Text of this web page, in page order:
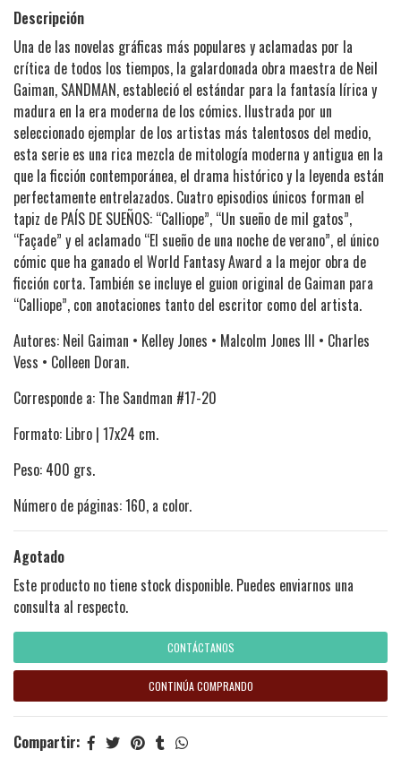
Descripción
Una de las novelas gráficas más populares y aclamadas por la
crítica de todos los tiempos, la galardonada obra maestra de Neil
Gaiman, SANDMAN, estableció el estándar para la fantasía lírica y
madura en la era moderna de los cómics. Ilustrada por un
seleccionado ejemplar de los artistas más talentosos del medio,
esta serie es una rica mezcla de mitología moderna y antigua en la
que la ficción contemporánea, el drama histórico y la leyenda están
perfectamente entrelazados. Cuatro episodios únicos forman el
tapiz de PAÍS DE SUEÑOS: “Calliope”, “Un sueño de mil gatos”,
“Façade” y el aclamado “El sueño de una noche de verano”, el único
cómic que ha ganado el World Fantasy Award a la mejor obra de
ficción corta. También se incluye el guion original de Gaiman para
“Calliope”, con anotaciones tanto del escritor como del artista.
Autores: Neil Gaiman • Kelley Jones • Malcolm Jones III • Charles
Vess • Colleen Doran.
Corresponde a: The Sandman #17-20
Formato: Libro | 17x24 cm.
Peso: 400 grs.
Número de páginas: 160, a color.
Agotado
Este producto no tiene stock disponible. Puedes enviarnos una
consulta al respecto.
CONTÁCTANOS
CONTINÚA COMPRANDO
Compartir: